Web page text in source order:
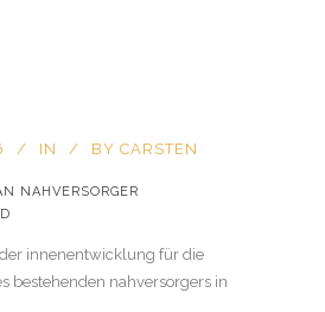
IN BY CARSTEN
NAHVERSORGER
innenentwicklung für die
bestehenden nahversorgers in